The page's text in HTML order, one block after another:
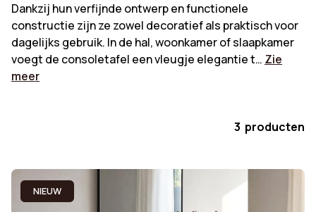
Dankzij hun verfijnde ontwerp en functionele
constructie zijn ze zowel decoratief als praktisch voor
dagelijks gebruik. In de hal, woonkamer of slaapkamer
voegt de consoletafel een vleugje elegantie t… Zie
meer
3 producten
NIEUW